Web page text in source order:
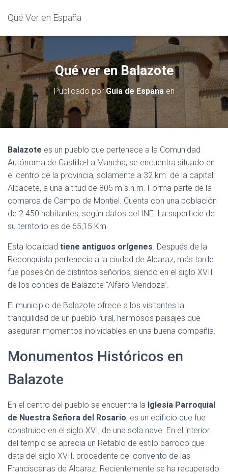
Qué Ver en España
Qué ver en Balazote
Publicado porGuia de Espanaen
Balazote es un pueblo que pertenece a la Comunidad
Autónoma de Castilla-La Mancha, se encuentra situado en
el centro de la provincia; solamente a 32 km. de la capital
Albacete, a una altitud de 805 m.s.n.m. Forma parte de la
comarca de Campo de Montiel. Cuenta con una población
de 2 450 habitantes, según datos del INE. La superficie de
su territorio es de 65,15 Km.
Esta localidad tiene antiguos orígenes. Después de la
Reconquista pertenecía a la ciudad de Alcaraz, más tarde
fue posesión de distintos señoríos; siendo en el siglo XVII
de los condes de Balazote “Alfaro Mendoza”.
El municipio de Balazote ofrece a los visitantes la
tranquilidad de un pueblo rural, hermosos paisajes que
aseguran momentos inolvidables en una buena compañía.
Monumentos Históricos en
Balazote
En el centro del pueblo se encuentra la Iglesia Parroquial
de Nuestra Señora del Rosario, es un edificio que fue
construido en el siglo XVI, de una sola nave. En el interior
del templo se aprecia un Retablo de estilo barroco que
data del siglo XVII, procedente del convento de las
Franciscanas de Alcaraz. Recientemente se ha recuperado